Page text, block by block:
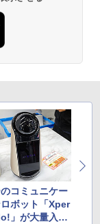
コミュニケー
ボット「Xper
」が大量入